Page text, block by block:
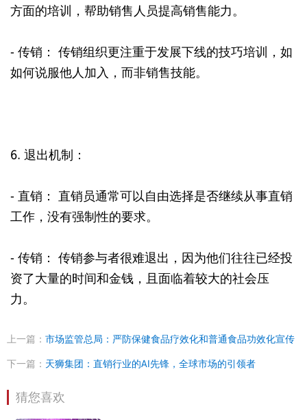
方面的培训，帮助销售人员提高销售能力。
- 传销： 传销组织更注重于发展下线的技巧培训，如
如何说服他人加入，而非销售技能。
6. 退出机制：
- 直销： 直销员通常可以自由选择是否继续从事直销
工作，没有强制性的要求。
- 传销： 传销参与者很难退出，因为他们往往已经投
资了大量的时间和金钱，且面临着较大的社会压
力。
上一篇： 市场监管总局：严防保健食品疗效化和普通食品功效化宣传
下一篇： 天狮集团：直销行业的AI先锋，全球市场的引领者
猜您喜欢